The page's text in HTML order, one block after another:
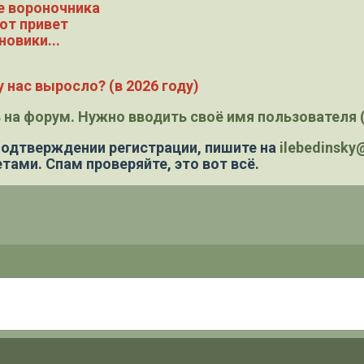
вороночника
привет
выросло? (в 2026 году)
форум. Нужно вводить своё имя пользователя
регистрации, пишите на
Спам проверяйте, это вот всё.